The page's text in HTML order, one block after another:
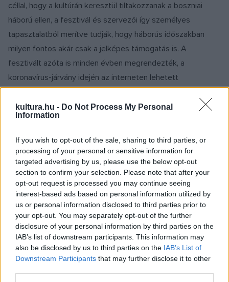
kultura.hu - Do Not Process My Personal
Information
If you wish to opt-out of the sale, sharing to third parties, or
processing of your personal or sensitive information for
targeted advertising by us, please use the below opt-out
section to confirm your selection. Please note that after your
opt-out request is processed you may continue seeing
interest-based ads based on personal information utilized by
us or personal information disclosed to third parties prior to
your opt-out. You may separately opt-out of the further
disclosure of your personal information by third parties on the
IAB’s list of downstream participants. This information may
also be disclosed by us to third parties on the IAB’s List of
Downstream Participants that may further disclose it to other
céllal, hogy a kultúrán keresztül tiltakozzanak a boszniai
háború ellen, a fesztivál és szervezői így személyes
tapasztalatból merítve tudják, hogy háborús időszakban
milyen fontos akár csak a jelképes támogatás is. A
fesztivált azóta is minden évben megrendezték, a
koronavírus-járvány idején az interneten lehetett
A térség egyik legrégebbi és legjelentősebb filmfesztiválját
idén augusztus 12. és 19. között tartják meg. Eddig a térség
számos országából mutattak be filmeket, Ausztriától
Törökországig minden ország szerepelt már a
rendezvényen, Ukrajna azonban eddig kimaradt.
A Szarajevói Filmfesztiválon 2022-ben
az Ukrajnával való szolidaritás jeleként
ukrán filmeket is bemutatnak a
különböző versenykategóriákban,
emellett rezidensprogramot is hirdetnek